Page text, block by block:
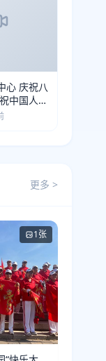
心 庆祝八
中国人民
周年
更多 >
1张